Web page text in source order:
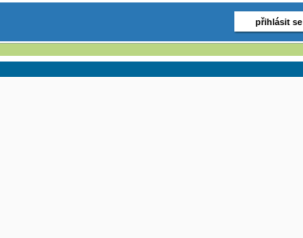
přihlásit se